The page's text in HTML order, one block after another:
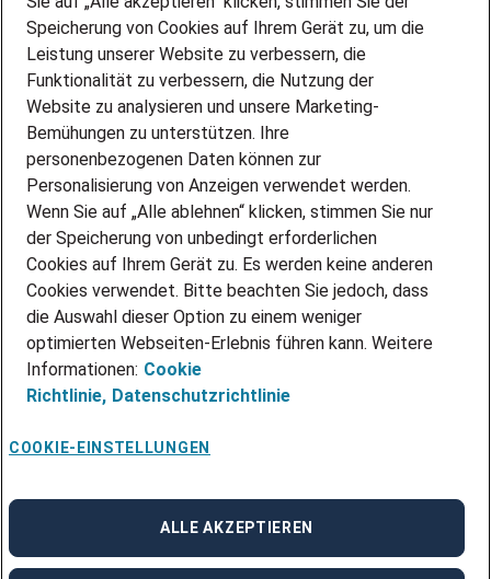
DEINE LEBENSSITUATION
PARTNERSHIP WITH AIRBUS
INITIATIV BEWERBEN
ÜBER UNS
STANDORTE
BLOG
PRESSE
KONTAKT
@Adecco 2026
IMPRESSUM
DATENSCHUTZ
NUTZUNGSBEDINGUNGEN
COOKIE-RICHTLINIEN
BESCHWERDESTELLE
linkedinFacebook
Instagram
Speicherung von Cookies auf Ihrem Gerät zu, um die
Leistung unserer Website zu verbessern, die
Funktionalität zu verbessern, die Nutzung der
Website zu analysieren und unsere Marketing-
Bemühungen zu unterstützen. Ihre
personenbezogenen Daten können zur
Personalisierung von Anzeigen verwendet werden.
Wenn Sie auf „Alle ablehnen“ klicken, stimmen Sie nur
der Speicherung von unbedingt erforderlichen
Cookies auf Ihrem Gerät zu. Es werden keine anderen
Cookies verwendet. Bitte beachten Sie jedoch, dass
die Auswahl dieser Option zu einem weniger
optimierten Webseiten-Erlebnis führen kann. Weitere
Informationen: Cookie
Richtlinie, Datenschutzrichtlinie
COOKIE-EINSTELLUNGEN
ALLE AKZEPTIEREN